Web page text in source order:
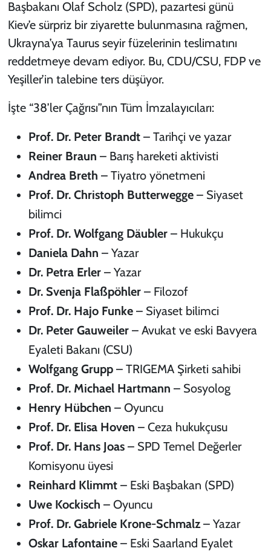
Başbakanı Olaf Scholz (SPD), pazartesi günü
Kiev’e sürpriz bir ziyarette bulunmasına rağmen,
Ukrayna’ya Taurus seyir füzelerinin teslimatını
reddetmeye devam ediyor. Bu, CDU/CSU, FDP ve
Yeşiller’in talebine ters düşüyor.
İşte “38’ler Çağrısı”nın Tüm İmzalayıcıları:
Prof. Dr. Peter Brandt– Tarihçi ve yazar
Reiner Braun – Barış hareketi aktivisti
Andrea Breth – Tiyatro yönetmeni
Prof. Dr. Christoph Butterwegge– Siyaset
bilimci
Prof. Dr. Wolfgang Däubler– Hukukçu
Daniela Dahn – Yazar
Dr. Petra Erler– Yazar
Dr. Svenja Flaßpöhler– Filozof
Prof. Dr. Hajo Funke– Siyaset bilimci
Dr. Peter Gauweiler– Avukat ve eski Bavyera
Eyaleti Bakanı (CSU)
Wolfgang Grupp– TRIGEMA Şirketi sahibi
Prof. Dr. Michael Hartmann – Sosyolog
Henry Hübchen – Oyuncu
Prof. Dr. Elisa Hoven – Ceza hukukçusu
Prof. Dr. Hans Joas– SPD Temel Değerler
Komisyonu üyesi
Reinhard Klimmt– Eski Başbakan (SPD)
Uwe Kockisch – Oyuncu
Prof. Dr. Gabriele Krone-Schmalz– Yazar
Oskar Lafontaine– Eski Saarland Eyalet